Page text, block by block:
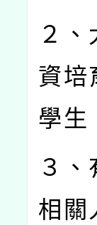
２
資培
學生
３
相關